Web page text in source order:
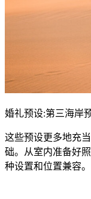
婚礼预设:第三海岸
这些预设更多地充
础。从室内准备好
种设置和位置兼容。